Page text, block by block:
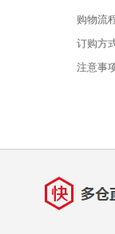
购物流
订购方
注意事